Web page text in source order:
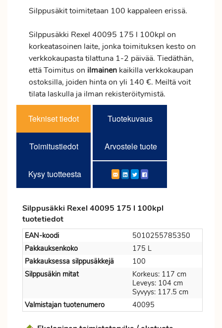
Silppusäkit toimitetaan 100 kappaleen erissä.
Silppusäkki Rexel 40095 175 l 100kpl on
korkeatasoinen laite, jonka toimituksen kesto on
verkkokaupasta tilattuna 1-2 päivää. Tiedäthän,
että Toimitus on ilmainen kaikilla verkkokaupan
ostoksilla, joiden hinta on yli 140 €. Meiltä voit
tilata laskulla ja ilman rekisteröitymistä.
Tekniset tiedot Tuotekuvaus
Toimitustiedot Arvostele tuote
Kysy tuotteesta
Silppusäkki Rexel 40095 175 l 100kpl
tuotetiedot
EAN-koodi
5010255785350
Pakkauksenkoko
175 L
Pakkauksessa silppusäkkejä
100
Silppusäkin mitat
Korkeus: 117 cm
Leveys: 104 cm
Syvyys: 117.5 cm
Valmistajan tuotenumero
40095